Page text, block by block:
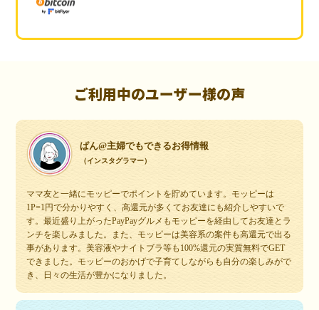
ご利用中のユーザー様の声
ぱん@主婦でもできるお得情報
（インスタグラマー）
ママ友と一緒にモッピーでポイントを貯めています。モッピーは
1P=1円で分かりやすく、高還元が多くてお友達にも紹介しやすいで
す。最近盛り上がったPayPayグルメもモッピーを経由してお友達とラ
ンチを楽しみました。また、モッピーは美容系の案件も高還元で出る
事があります。美容液やナイトブラ等も100%還元の実質無料でGET
できました。モッピーのおかげで子育てしながらも自分の楽しみがで
き、日々の生活が豊かになりました。